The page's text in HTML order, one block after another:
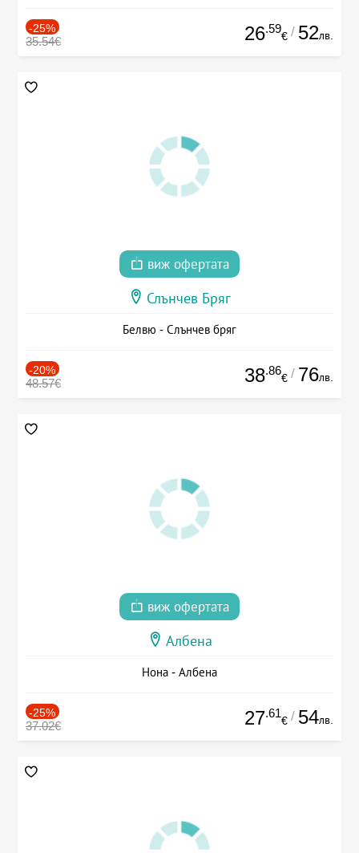
-25%
35.54€ 26.59
€ / 52лв.
виж офертата
Слънчев Бряг
Белвю - Слънчев бряг
-20%
48.57€ 38.86
€ / 76лв.
виж офертата
Албена
Нона - Албена
-25%
37.02€ 27.61
€ / 54лв.